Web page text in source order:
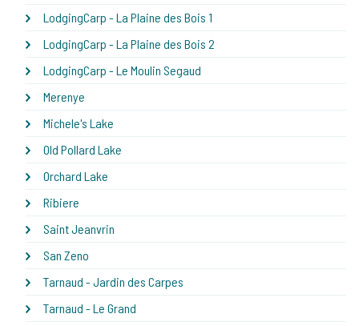
LodgingCarp - La Plaine des Bois 1
LodgingCarp - La Plaine des Bois 2
LodgingCarp - Le Moulin Segaud
Merenye
Michele's Lake
Old Pollard Lake
Orchard Lake
Ribiere
Saint Jeanvrin
San Zeno
Tarnaud - Jardin des Carpes
Tarnaud - Le Grand